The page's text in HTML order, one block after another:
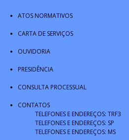
ATOS NORMATIVOS
CARTA DE SERVIÇOS
OUVIDORIA
PRESIDÊNCIA
CONSULTA PROCESSUAL
CONTATOS
TELEFONES E ENDEREÇOS: TRF3
TELEFONES E ENDEREÇOS: SP
TELEFONES E ENDEREÇOS: MS